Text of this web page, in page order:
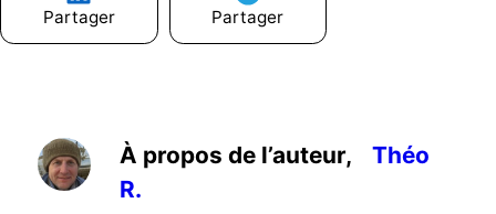
Partager Partager
À propos de l’auteur,
Théo
R.